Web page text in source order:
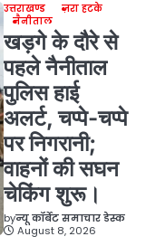
उत्तराखण्ड
ज़रा हटके
नैनीताल
खड़गे के दौरे से
पहले नैनीताल
पुलिस हाई
अलर्ट, चप्पे-चप्पे
पर निगरानी;
वाहनों की सघन
चेकिंग शुरू।
byन्यू कॉर्बेट समाचार डेस्क
August 8, 2026